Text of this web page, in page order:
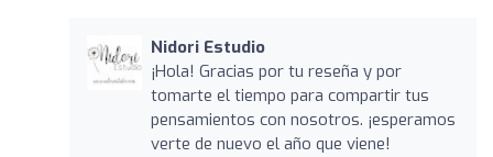
Nidori Estudio
¡Hola! Gracias por tu reseña y por
tomarte el tiempo para compartir tus
pensamientos con nosotros. ¡esperamos
verte de nuevo el año que viene!